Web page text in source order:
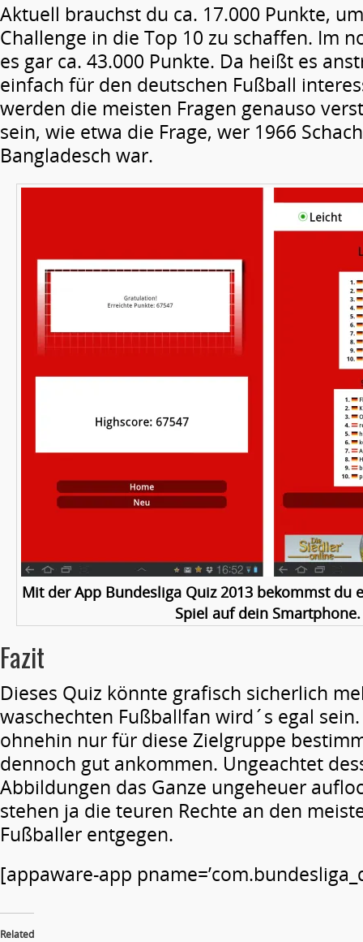
Aktuell brauchst du ca. 17.000 Punkte,
Challenge in die Top 10 zu schaffen. Im
es gar ca. 43.000 Punkte. Da heißt es
einfach für den deutschen Fußball
werden die meisten Fragen genauso
sein, wie etwa die Frage, wer 1966
Bangladesch war.
Mit der App Bundesliga Quiz 2013 bekommst du
Spiel auf dein Smartphone.
Fazit
Dieses Quiz könnte grafisch sicherlich
waschechten Fußballfan wird´s egal
ohnehin nur für diese Zielgruppe
dennoch gut ankommen. Ungeachtet
Abbildungen das Ganze ungeheuer
stehen ja die teuren Rechte an den
Fußballer entgegen.
[appaware-app
Related